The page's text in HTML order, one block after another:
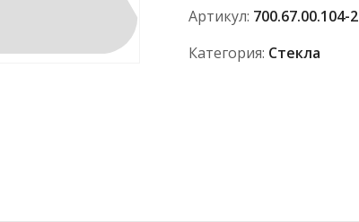
(575*250)
Артикул: 700.67.00.104-2
Категория: Стекла